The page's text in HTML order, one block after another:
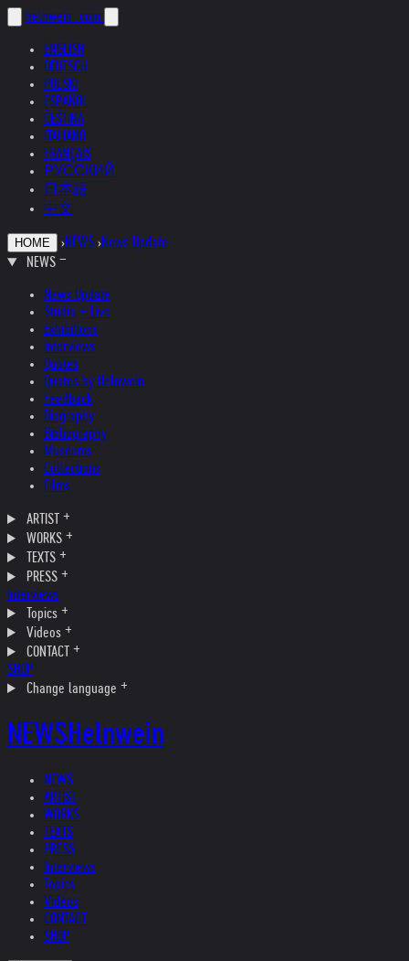
helnwein .com
ENGLISH
DEUTSCH
POLSKI
ESPAÑOL
ČEŠTINA
ITALIANO
FRANÇAIS
РУССКИЙ
日本語
中文
HOME ›NEWS ›News Update
NEWS
News Update
Studio + Live
Exhibitions
Interviews
Quotes
Quotes by Helnwein
Feedback
Biography
Bibliography
Museums
Collections
Films
ARTIST
WORKS
TEXTS
PRESS
Interviews
Topics
Videos
CONTACT
SHOP
Change language
NEWSHelnwein
NEWS
ARTIST
WORKS
TEXTS
PRESS
Interviews
Topics
Videos
CONTACT
SHOP